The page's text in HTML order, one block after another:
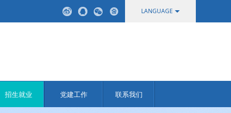
LANGUAGE
招生就业 党建工作 联系我们